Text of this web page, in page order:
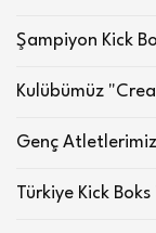
Şampiyon Kick
Kulübümüz
Genç
Türkiye Kick